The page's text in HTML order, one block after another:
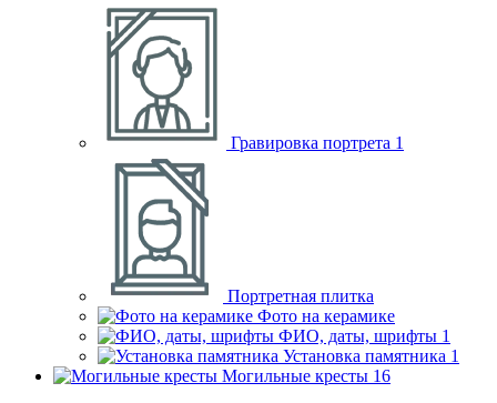
Гравировка портрета 1
Портретная плитка
Фото на керамике
ФИО, даты, шрифты 1
Установка памятника 1
Могильные кресты 16